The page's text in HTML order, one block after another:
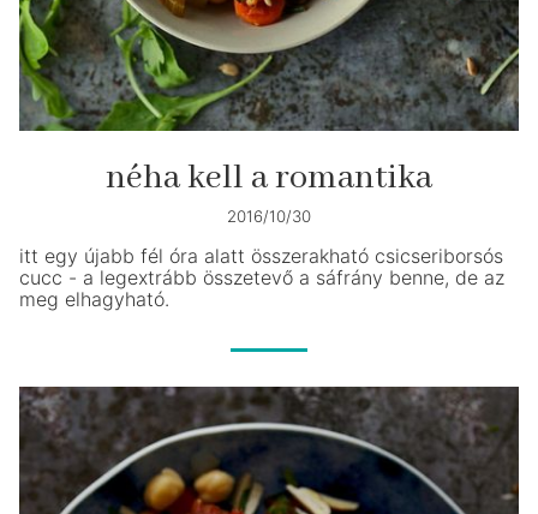
néha kell a romantika
2016/10/30
itt egy újabb fél óra alatt összerakható csicseriborsós
cucc - a legextrább összetevő a sáfrány benne, de az
meg elhagyható.